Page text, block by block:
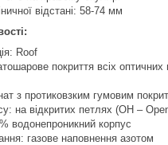
відстані: 58-74 мм
Roof
покриття всіх
з протиковзким гумовим
на відкритих петлях (OH –
водонепроникний корпус
газове наповнення азотом